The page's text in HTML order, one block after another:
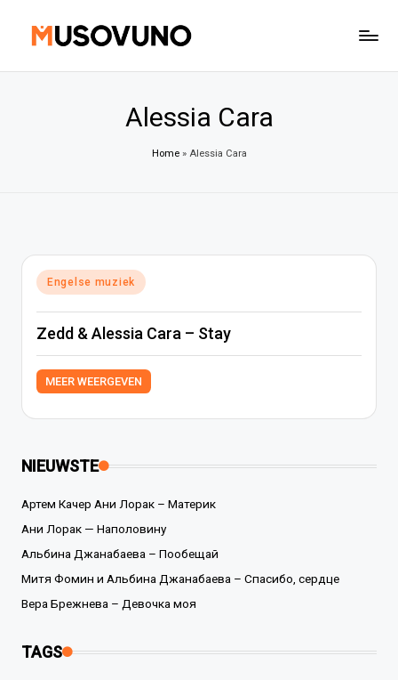
Alessia Cara
Home» Alessia Cara
Geplaatst
in
Engelse muziek
Zedd & Alessia Cara – Stay
MEER WEERGEVEN
NIEUWSTE
Артем Качер Ани Лорак – Материк
Ани Лорак — Наполовину
Альбина Джанабаева – Пообещай
Митя Фомин и Альбина Джанабаева – Спасибо, сердце
Вера Брежнева – Девочка моя
TAGS